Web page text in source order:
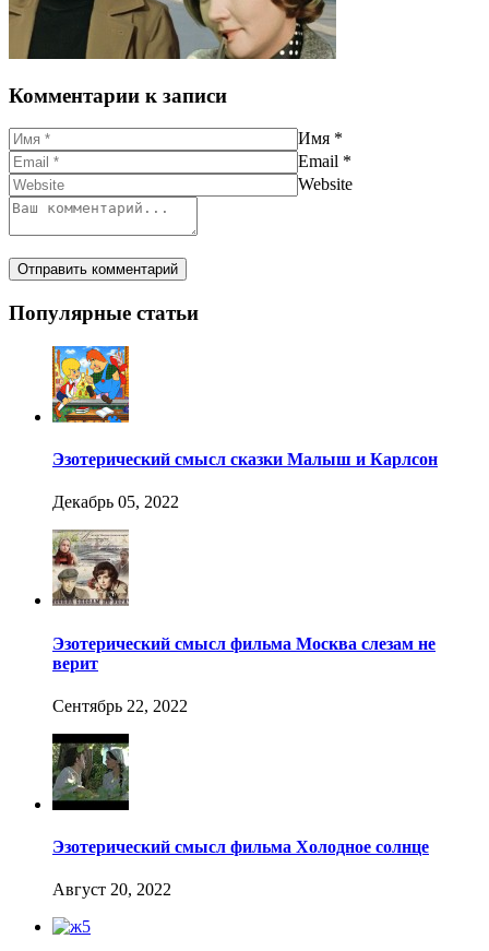
Комментарии к записи
Имя *
Email *
Website
Популярные статьи
Эзотерический смысл сказки Малыш и Карлсон
Декабрь 05, 2022
Эзотерический смысл фильма Москва слезам не
верит
Сентябрь 22, 2022
Эзотерический смысл фильма Холодное солнце
Август 20, 2022